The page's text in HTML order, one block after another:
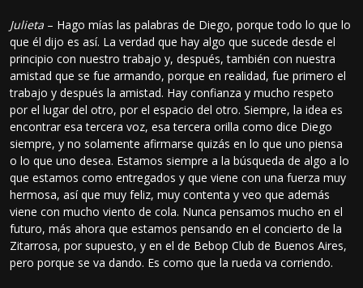
Julieta – Hago mías las palabras de Diego, porque todo lo que lo
que él dijo es así. La verdad que hay algo que sucede desde el
principio con nuestro trabajo y, después, también con nuestra
amistad que se fue armando, porque en realidad, fue primero el
trabajo y después la amistad. Hay confianza y mucho respeto
por el lugar del otro, por el espacio del otro. Siempre, la idea es
encontrar esa tercera voz, esa tercera orilla como dice Diego
siempre, y no solamente afirmarse quizás en lo que uno piensa
o lo que uno desea. Estamos siempre a la búsqueda de algo a lo
que estamos como entregados y que viene con una fuerza muy
hermosa, así que muy feliz, muy contenta y veo que además
viene con mucho viento de cola. Nunca pensamos mucho en el
futuro, más ahora que estamos pensando en el concierto de la
Zitarrosa, por supuesto, y en el de Bebop Club de Buenos Aires,
pero porque se va dando. Es como que la rueda va corriendo.